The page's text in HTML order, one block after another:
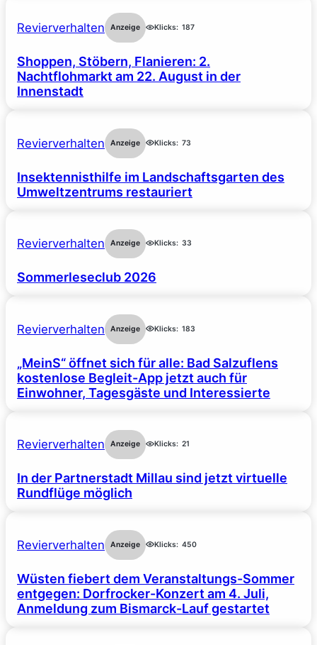
Revierverhalten Anzeige Klicks: 187
Shoppen, Stöbern, Flanieren: 2.
Nachtflohmarkt am 22. August in der
Innenstadt
Revierverhalten Anzeige Klicks: 73
Insektennisthilfe im Landschaftsgarten des
Umweltzentrums restauriert
Revierverhalten Anzeige Klicks: 33
Sommerleseclub 2026
Revierverhalten Anzeige Klicks: 183
„MeinS“ öffnet sich für alle: Bad Salzuflens
kostenlose Begleit-App jetzt auch für
Einwohner, Tagesgäste und Interessierte
Revierverhalten Anzeige Klicks: 21
In der Partnerstadt Millau sind jetzt virtuelle
Rundflüge möglich
Revierverhalten Anzeige Klicks: 450
Wüsten fiebert dem Veranstaltungs-Sommer
entgegen: Dorfrocker-Konzert am 4. Juli,
Anmeldung zum Bismarck-Lauf gestartet